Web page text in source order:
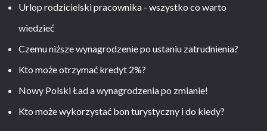
Urlop rodzicielski pracownika - wszystko co warto
wiedzieć
Czemu niższe wynagrodzenie po ustaniu zatrudnienia?
Kto może otrzymać kredyt 2%?
Nowy Polski Ład a wynagrodzenia po zmianie!
Kto może wykorzystać bon turystyczny i do kiedy?